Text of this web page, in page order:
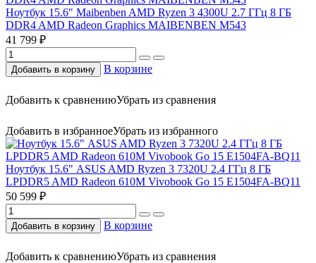
Ноутбук 15.6" Maibenben AMD Ryzen 3 4300U 2.7 ГГц 8 ГБ
DDR4 AMD Radeon Graphics MAIBENBEN M543
41 799 ₽
Добавить в корзину В корзине
Добавить к сравнениюУбрать из сравнения
Добавить в избранноеУбрать из избранного
Ноутбук 15.6" ASUS AMD Ryzen 3 7320U 2.4 ГГц 8 ГБ
LPDDR5 AMD Radeon 610M Vivobook Go 15 E1504FA-BQ11
50 599 ₽
Добавить в корзину В корзине
Добавить к сравнениюУбрать из сравнения